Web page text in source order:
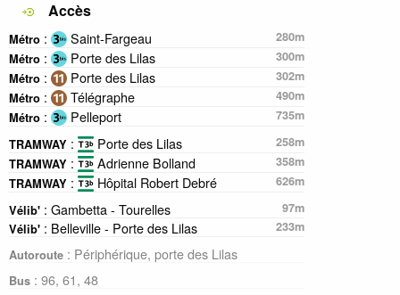
Accès
Métro : Saint-Fargeau
280m
Métro : Porte des Lilas
300m
Métro : Porte des Lilas
302m
Métro : Télégraphe
490m
Métro : Pelleport
735m
TRAMWAY : Porte des Lilas
258m
TRAMWAY : Adrienne Bolland
358m
TRAMWAY : Hôpital Robert Debré
626m
Vélib' : Gambetta - Tourelles
97m
Vélib' : Belleville - Porte des Lilas
233m
Autoroute : Périphérique, porte des Lilas
Bus : 96, 61, 48